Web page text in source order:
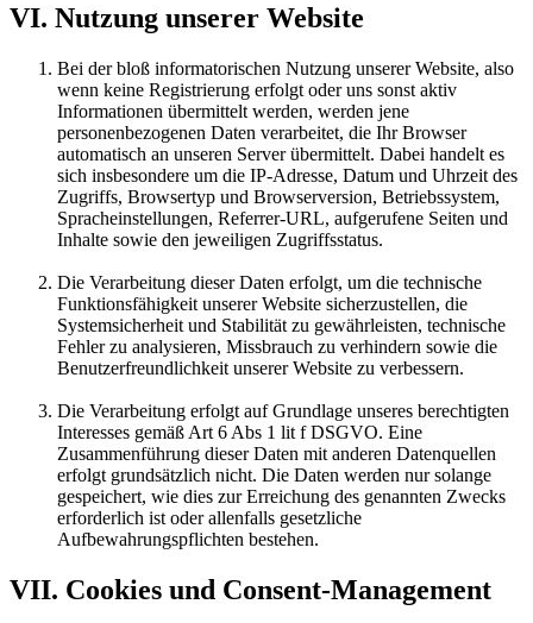
VI. Nutzung unserer Website
Bei der bloß informatorischen Nutzung unserer Website, also
wenn keine Registrierung erfolgt oder uns sonst aktiv
Informationen übermittelt werden, werden jene
personenbezogenen Daten verarbeitet, die Ihr Browser
automatisch an unseren Server übermittelt. Dabei handelt es
sich insbesondere um die IP-Adresse, Datum und Uhrzeit des
Zugriffs, Browsertyp und Browserversion, Betriebssystem,
Spracheinstellungen, Referrer-URL, aufgerufene Seiten und
Inhalte sowie den jeweiligen Zugriffsstatus.
Die Verarbeitung dieser Daten erfolgt, um die technische
Funktionsfähigkeit unserer Website sicherzustellen, die
Systemsicherheit und Stabilität zu gewährleisten, technische
Fehler zu analysieren, Missbrauch zu verhindern sowie die
Benutzerfreundlichkeit unserer Website zu verbessern.
Die Verarbeitung erfolgt auf Grundlage unseres berechtigten
Interesses gemäß Art 6 Abs 1 lit f DSGVO. Eine
Zusammenführung dieser Daten mit anderen Datenquellen
erfolgt grundsätzlich nicht. Die Daten werden nur solange
gespeichert, wie dies zur Erreichung des genannten Zwecks
erforderlich ist oder allenfalls gesetzliche
Aufbewahrungspflichten bestehen.
VII. Cookies und Consent-Management